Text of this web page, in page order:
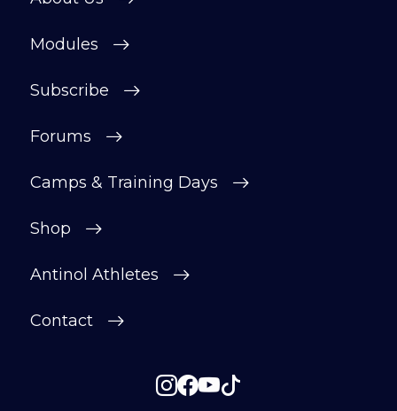
Modules
Subscribe
Forums
Camps & Training Days
Shop
Antinol Athletes
Contact